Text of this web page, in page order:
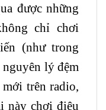
được những
chỉ chơi
(như trong
lý đệm
trên radio,
này chơi điệu